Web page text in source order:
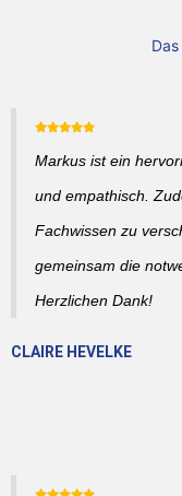
Markus ist ein
und empathisch.
Fachwissen zu
gemeinsam die
Herzlichen Dank!
CLAIRE HEVELKE